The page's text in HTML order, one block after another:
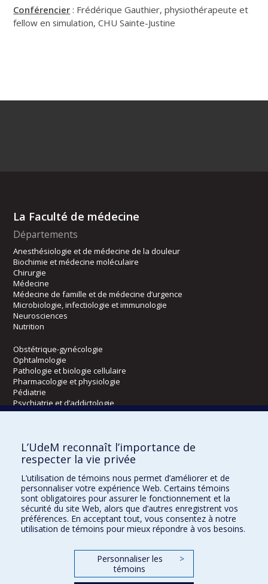
Conférencier : Frédérique Gauthier, physiothérapeute et
fellow en simulation, CHU Sainte-Justine
La Faculté de médecine
Départements
Anesthésiologie et de médecine de la douleur
Biochimie et médecine moléculaire
Chirurgie
Médecine
Médecine de famille et de médecine d’urgence
Microbiologie, infectiologie et immunologie
Neurosciences
Nutrition
Obstétrique-gynécologie
Ophtalmologie
Pathologie et biologie cellulaire
Pharmacologie et physiologie
Pédiatrie
Psychiatrie et d’addictologie
Radiologie, radio-oncologie et médecine nucléaire
Écoles
Orthophonie et audiologie
Réadaptation
Directions
L’UdeM reconnaît l’importance de
respecter la vie privée
L’utilisation de témoins nous permet d’améliorer et de
personnaliser votre expérience Web. Certains témoins
sont obligatoires pour assurer le fonctionnement et la
sécurité du site Web, alors que d’autres enregistrent vos
préférences. En acceptant tout, vous consentez à notre
utilisation de témoins pour mieux répondre à vos besoins.
Personnaliser les
témoins
>